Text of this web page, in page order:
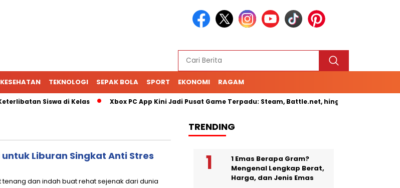
KESEHATAN TEKNOLOGI SEPAK BOLA SPORT EKONOMI RAGAM
Siswa di Kelas Xbox PC App Kini Jadi Pusat Game Terpadu: Steam, Battle.net, hingga Cloud Gaming
Liburan Singkat Anti Stres
dan indah buat rehat sejenak dari dunia
TRENDING
1 Emas Berapa Gram?
Mengenal Lengkap Berat,
Harga, dan Jenis Emas